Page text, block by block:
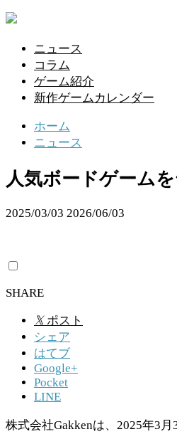
ニュース
コラム
ゲーム紹介
新作ゲームカレンダー
ホーム
ニュース
人気ボードゲーム
2025/03/03 2026/06/03
SHARE
𝕏 ポスト
シェア
はてブ
Google+
Pocket
LINE
株式会社Gakkenは、2025年3